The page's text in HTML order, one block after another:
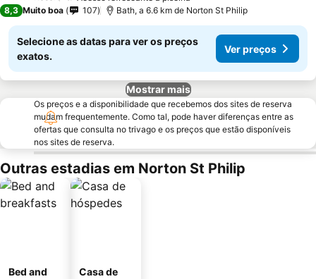
8,3 Muito boa 107 Bath, a 6.6 km de Norton St Philip
Selecione as datas para ver os preços
exatos.
Ver preços
Mostrar mais
Os preços e a disponibilidade que recebemos dos sites de reserva
mudam frequentemente. Como tal, pode haver diferenças entre as
ofertas que consulta no trivago e os preços que estão disponíveis
nos sites de reserva.
Outras estadias em Norton St Philip
Bed and
Casa de